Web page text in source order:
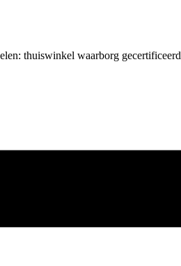
thuiswinkel waarborg gecertificeerd